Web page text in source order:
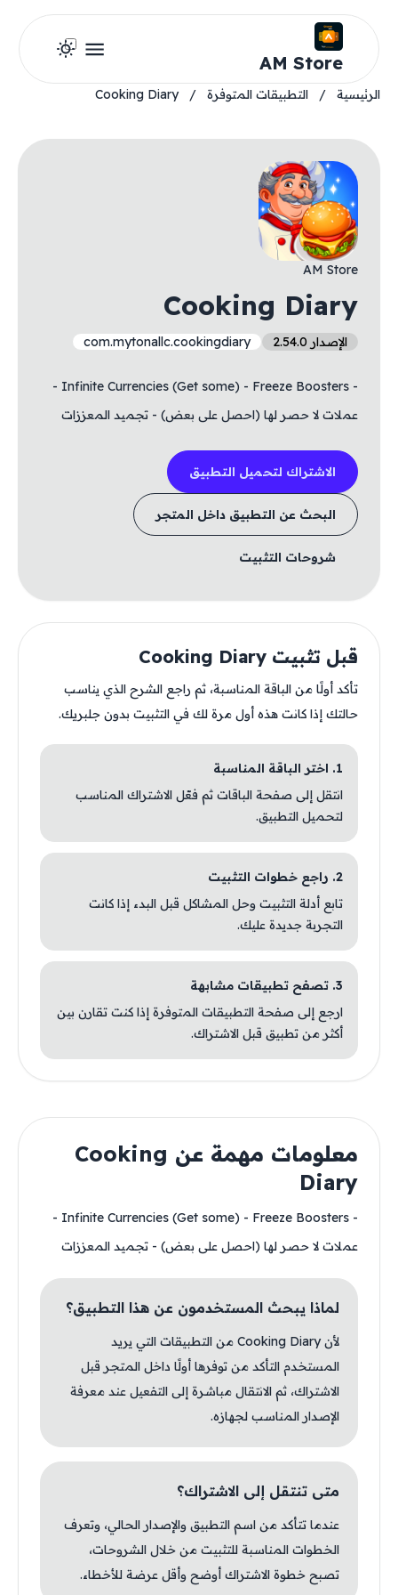
AM Store
الرئيسية / التطبيقات المتوفرة /
Cooking Diary
AM Store
Cooking Diary
الإصدار 2.54.0 com.mytonallc.cookingdiary
- Infinite Currencies (Get some) - Freeze Boosters -
عملات لا حصر لها (احصل على بعض) - تجميد المعززات
الاشتراك لتحميل التطبيق
البحث عن التطبيق داخل المتجر
شروحات التثبيت
قبل تثبيت Cooking Diary
تأكد أولًا من الباقة المناسبة، ثم راجع الشرح الذي يناسب
حالتك إذا كانت هذه أول مرة لك في التثبيت بدون جلبريك.
1. اختر الباقة المناسبة
انتقل إلى صفحة الباقات ثم فعّل الاشتراك المناسب
لتحميل التطبيق.
2. راجع خطوات التثبيت
تابع أدلة التثبيت وحل المشاكل قبل البدء إذا كانت
التجربة جديدة عليك.
3. تصفح تطبيقات مشابهة
ارجع إلى صفحة التطبيقات المتوفرة إذا كنت تقارن بين
أكثر من تطبيق قبل الاشتراك.
معلومات مهمة عن Cooking
Diary
- Infinite Currencies (Get some) - Freeze Boosters -
عملات لا حصر لها (احصل على بعض) - تجميد المعززات
لماذا يبحث المستخدمون عن هذا التطبيق؟
لأن Cooking Diary من التطبيقات التي يريد
المستخدم التأكد من توفرها أولًا داخل المتجر قبل
الاشتراك، ثم الانتقال مباشرة إلى التفعيل عند معرفة
الإصدار المناسب لجهازه.
متى تنتقل إلى الاشتراك؟
عندما تتأكد من اسم التطبيق والإصدار الحالي، وتعرف
الخطوات المناسبة للتثبيت من خلال الشروحات،
تصبح خطوة الاشتراك أوضح وأقل عرضة للأخطاء.